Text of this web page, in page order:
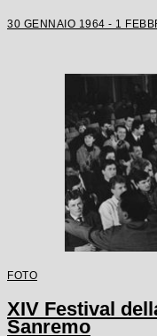
30 GENNAIO 1964 - 1
FOTO
XIV Festival
Sanremo